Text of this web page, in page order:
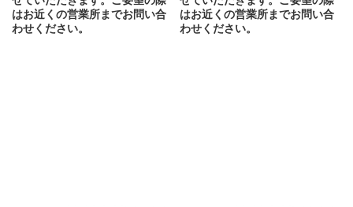
はお近くの営業所までお問い合
わせください。
はお近くの営業所までお問い合
わせください。